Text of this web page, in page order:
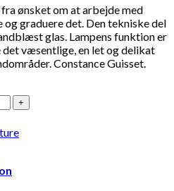
ønsket om at arbejde med
graduere det. Den tekniske del
glas. Lampens funktion er
væsentlige, en let og delikat
Constance Guisset.